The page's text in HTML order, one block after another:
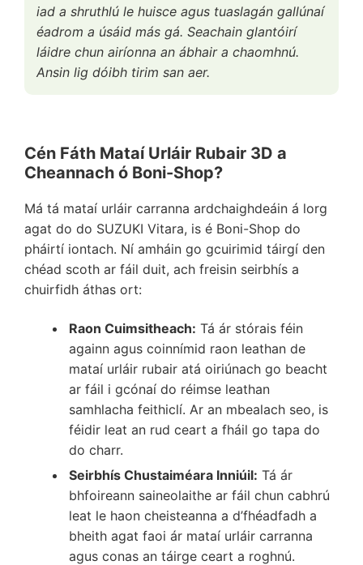
iad a shruthlú le huisce agus tuaslagán gallúnaí
éadrom a úsáid más gá. Seachain glantóirí
láidre chun airíonna an ábhair a chaomhnú.
Ansin lig dóibh tirim san aer.
Cén Fáth Mataí Urláir Rubair 3D a
Cheannach ó Boni-Shop?
Má tá mataí urláir carranna ardchaighdeáin á lorg
agat do do SUZUKI Vitara, is é Boni-Shop do
pháirtí iontach. Ní amháin go gcuirimid táirgí den
chéad scoth ar fáil duit, ach freisin seirbhís a
chuirfidh áthas ort:
Raon Cuimsitheach: Tá ár stórais féin
againn agus coinnímid raon leathan de
mataí urláir rubair atá oiriúnach go beacht
ar fáil i gcónaí do réimse leathan
samhlacha feithiclí. Ar an mbealach seo, is
féidir leat an rud ceart a fháil go tapa do
do charr.
Seirbhís Chustaiméara Inniúil: Tá ár
bhfoireann saineolaithe ar fáil chun cabhrú
leat le haon cheisteanna a d’fhéadfadh a
bheith agat faoi ár mataí urláir carranna
agus conas an táirge ceart a roghnú.